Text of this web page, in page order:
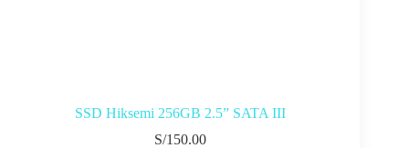
SSD Hiksemi 256GB 2.5” SATA III
S/150.00